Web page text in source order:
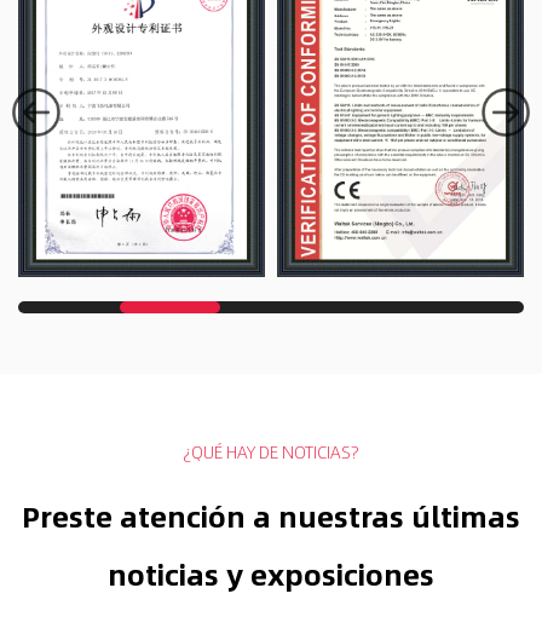
¿QUÉ HAY DE NOTICIAS?
Preste atención a nuestras últimas
noticias y exposiciones